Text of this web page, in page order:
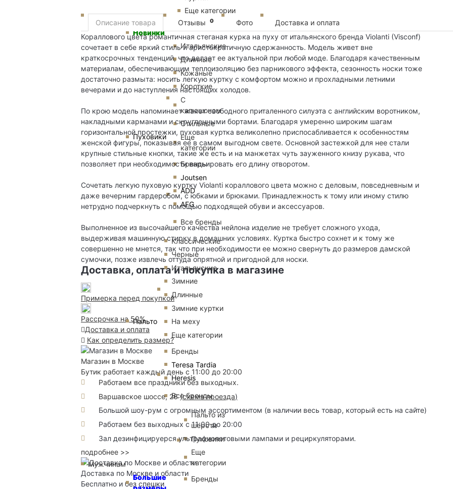
Еще категории
Мужчинам
Новинки
Пуховики
Итальянские
Длинные
Кожаные
Короткие
С
капюшоном
Стильные
Еще
категории
Бренды
Joutsen
ADD
AFG
Все бренды
Пальто
Классические
Черные
Итальянские
Зимние
Длинные
Зимние куртки
На меху
Еще категории
Бренды
Teresa Tardia
Heresis
Все бренды
Большие
Пальто из
шерсти
Пуховики
Еще
категории
Бренды
Описание товара Отзывы 0 Фото
Доставка и оплата
Кораллового цвета романтичная стеганая курка на пуху от итальянского бренда Violanti (Visconf)
сочетает в себе яркий стиль и аристократичную сдержанность. Модель живет вне
краткосрочных тенденций, что делает ее актуальной при любой моде. Благодаря качественным
материалам, обеспечивающим теплоизоляцию без парникового эффекта, сезонность носки тоже
достаточно размыта: носить легкую куртку с комфортом можно и прохладными летними
вечерами и до наступления настоящих холодов.
По крою модель напоминает жакет свободного приталенного силуэта с английским воротником,
накладными карманами и скругленными бортами. Благодаря умеренно широким шагам
горизонтальной простежки, пуховая куртка великолепно приспосабливается к особенностям
женской фигуры, показывая ее в самом выгодном свете. Основной застежкой для нее стали
крупные стильные кнопки, такие же есть и на манжетах чуть зауженного книзу рукава, что
позволяет при необходимости варьировать его длину отворотом.
Сочетать легкую пуховую куртку Violanti кораллового цвета можно с деловым, повседневным и
даже вечерним гардеробом, с юбками и брюками. Принадлежность к тому или иному стилю
нетрудно подчеркнуть с помощью подходящей обуви и аксессуаров.
Выполненное из высочайшего качества нейлона изделие не требует сложного ухода,
выдерживая машинную стирку в домашних условиях. Куртка быстро сохнет и к тому же
совершенно не мнется, так что при необходимости ее можно свернуть до размеров дамской
сумочки, позже извлечь оттуда опрятной и пригодной для носки.
Доставка, оплата и покупка в магазине
Примерка перед покупкой
Рассрочка на 50%
Доставка и оплата
Как определить размер?
Магазин в Москве
Бутик работает каждый день с 11:00 до 20:00
Работаем все праздники без выходных.
Варшавское шоссе, 26(схема проезда)
Большой шоу-рум с огромным ассортиментом (в наличии весь товар, который есть на сайте)
Работаем без выходных с 11:00 до 20:00
Зал дезинфицируерся ультрафиолетовыми лампами и рециркуляторами.
подробнее >>
Доставка по Москве и области
Бесплатно и без спешки